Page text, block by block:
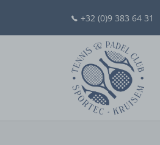
+32 (0)9 383 64 31